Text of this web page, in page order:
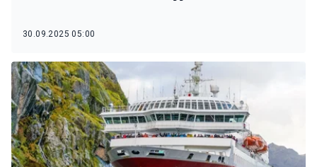
30.09.2025 05:00